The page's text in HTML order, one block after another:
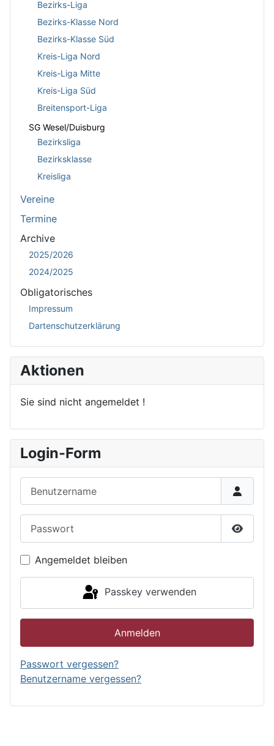
Bezirks-Liga
Bezirks-Klasse Nord
Bezirks-Klasse Süd
Kreis-Liga Nord
Kreis-Liga Mitte
Kreis-Liga Süd
Breitensport-Liga
SG Wesel/Duisburg
Bezirksliga
Bezirksklasse
Kreisliga
Vereine
Termine
Archive
2025/2026
2024/2025
Obligatorisches
Impressum
Dartenschutzerklärung
Aktionen
Sie sind nicht angemeldet !
Login-Form
Angemeldet bleiben
Passkey verwenden
Anmelden
Passwort vergessen?
Benutzername vergessen?